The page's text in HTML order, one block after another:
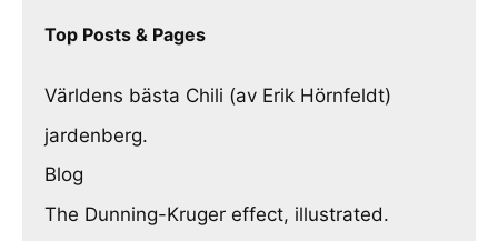
Top Posts & Pages
Världens bästa Chili (av Erik Hörnfeldt)
jardenberg.
Blog
The Dunning-Kruger effect, illustrated.